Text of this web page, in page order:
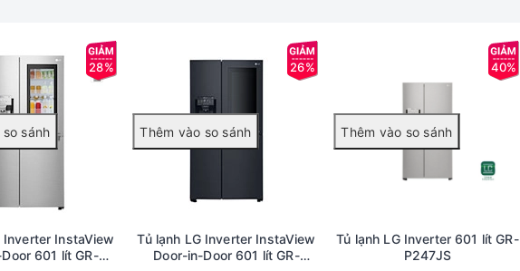
28%
Inverter InstaView
601 lít GR-
26%
Tủ lạnh LG Inverter InstaView
Door-in-Door 601 lít GR-
40%
Tủ lạnh LG Inverter 601 lít GR-
P247JS